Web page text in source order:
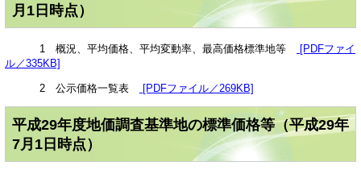
月1日時点）
1 概況、平均価格、平均変動率、最高価格標準地等
[PDFファイ
ル／335KB]
2 公示価格一覧表 [PDFファイル／269KB]
平成29年度地価調査基準地の標準価格等（平成29年
7月1日時点）